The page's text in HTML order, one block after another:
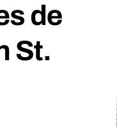
de
St.